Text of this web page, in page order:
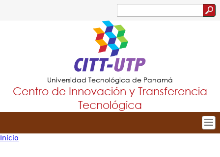
Jump to navigation
de
búsqueda
Universidad Tecnológica de Panamá
Centro de Innovación y Transferencia
Tecnológica
Tropical
Inicio